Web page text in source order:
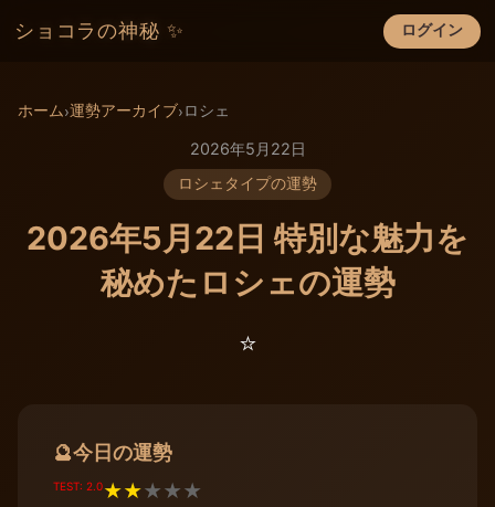
ショコラの神秘 ✨ ログイン
×
ホーム›運勢アーカイブ›ロシェ
2026年5月22日
ロシェタイプの運勢
2026年5月22日 特別な魅力を
秘めたロシェの運勢
⭐️
🔮今日の運勢
TEST: 2.0★★★★★